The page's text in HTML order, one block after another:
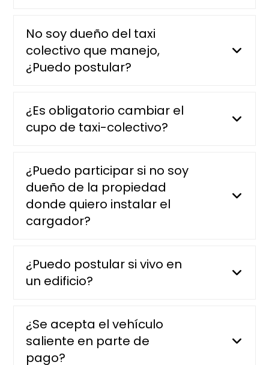
No soy dueño del taxi
colectivo que manejo,
¿Puedo postular?
¿Es obligatorio cambiar el
cupo de taxi-colectivo?
¿Puedo participar si no soy
dueño de la propiedad
donde quiero instalar el
cargador?
¿Puedo postular si vivo en
un edificio?
¿Se acepta el vehículo
saliente en parte de
pago?